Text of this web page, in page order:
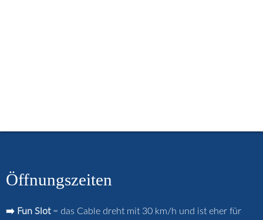
Öffnungszeiten
➡️ Fun Slot= das Cable dreht mit 30 km/h und ist eher für